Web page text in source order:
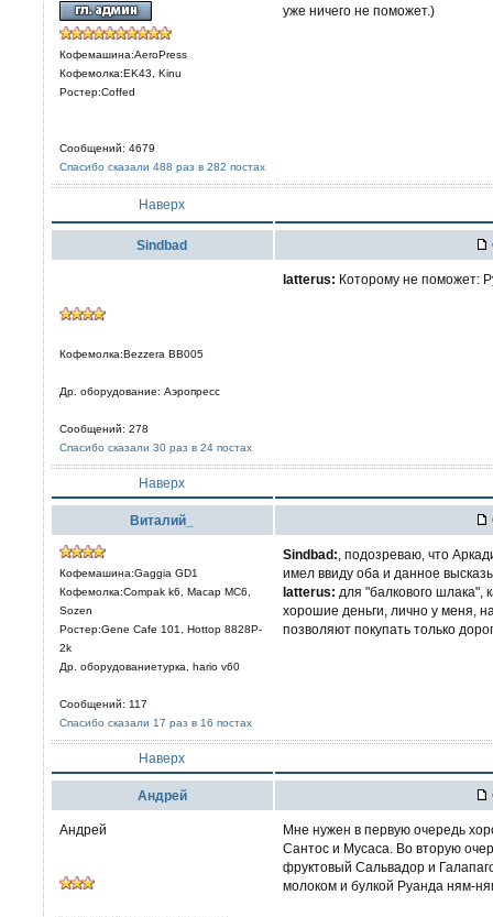
Кофемашина:AeroPress
Кофемолка:EK43, Kinu
Ростер:Coffed
Сообщений: 4679
Спасибо сказали 488 раз в 282 постах
уже ничего не поможет.)
Наверх
Sindbad
Кофемолка:Bezzera BB005
Др. оборудование: Аэропресс
Сообщений: 278
Спасибо сказали 30 раз в 24 постах
latterus: Которому не поможет:
Наверх
Виталий_
Кофемашина:Gaggia GD1
Кофемолка:Compak k6, Macap MC6,
Sozen
Ростер:Gene Cafe 101, Hottop 8828P-
2k
Др. оборудованиетурка, hario v60
Сообщений: 117
Спасибо сказали 17 раз в 16 постах
Sindbad: , подозреваю, что
имел ввиду оба и данное
latterus: для "балкового
хорошие деньги, лично у меня,
позволяют покупать только
Наверх
Aндрей
Андрей
Мне нужен в первую очередь
Сантос и Мусаса. Во вторую
фруктовый Сальвадор и
молоком и булкой Руанда ням-